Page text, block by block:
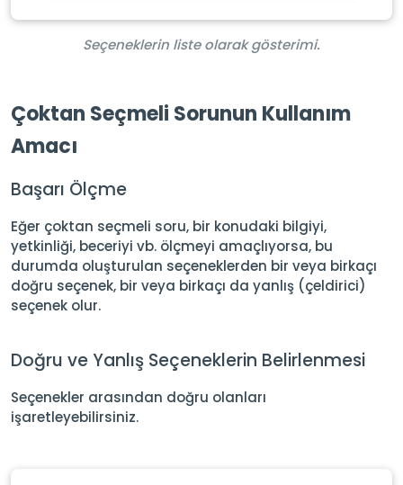
Seçeneklerin liste olarak gösterimi.
Çoktan Seçmeli Sorunun Kullanım
Amacı
Başarı Ölçme
Eğer çoktan seçmeli soru, bir konudaki bilgiyi,
yetkinliği, beceriyi vb. ölçmeyi amaçlıyorsa, bu
durumda oluşturulan seçeneklerden bir veya birkaçı
doğru seçenek, bir veya birkaçı da yanlış (çeldirici)
seçenek olur.
Doğru ve Yanlış Seçeneklerin Belirlenmesi
Seçenekler arasından doğru olanları
işaretleyebilirsiniz.